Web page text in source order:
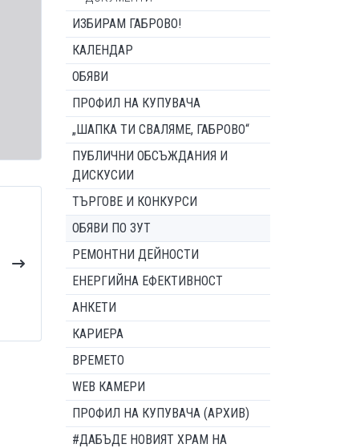
ИЗБИРАМ ГАБРОВО!
КАЛЕНДАР
ОБЯВИ
ПРОФИЛ НА КУПУВАЧА
„ШАПКА ТИ СВАЛЯМЕ, ГАБРОВО“
ПУБЛИЧНИ ОБСЪЖДАНИЯ И
ДИСКУСИИ
ТЪРГОВЕ И КОНКУРСИ
ОБЯВИ ПО ЗУТ
РЕМОНТНИ ДЕЙНОСТИ
ЕНЕРГИЙНА ЕФЕКТИВНОСТ
АНКЕТИ
КАРИЕРА
ВРЕМЕТО
WEB КАМЕРИ
ПРОФИЛ НА КУПУВАЧА (АРХИВ)
#ДАБЪДЕ НОВИЯТ ХРАМ НА